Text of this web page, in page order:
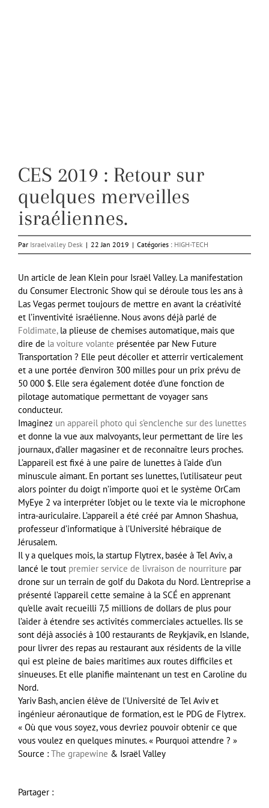
CES 2019 : Retour sur
quelques merveilles
israéliennes.
Par Israelvalley Desk | 22 Jan 2019 | Catégories : HIGH-TECH
Un article de Jean Klein pour Israël Valley. La manifestation
du Consumer Electronic Show qui se déroule tous les ans à
Las Vegas permet toujours de mettre en avant la créativité
et l’inventivité israélienne. Nous avons déjà parlé de
Foldimate,la plieuse de chemises automatique, mais que
dire de la voiture volante présentée par New Future
Transportation ? Elle peut décoller et atterrir verticalement
et a une portée d’environ 300 milles pour un prix prévu de
50 000 $. Elle sera également dotée d’une fonction de
pilotage automatique permettant de voyager sans
conducteur.
Imaginez un appareil photo qui s’enclenche sur des lunettes
et donne la vue aux malvoyants, leur permettant de lire les
journaux, d’aller magasiner et de reconnaître leurs proches.
L’appareil est fixé à une paire de lunettes à l’aide d’un
minuscule aimant. En portant ses lunettes, l’utilisateur peut
alors pointer du doigt n’importe quoi et le système OrCam
MyEye 2 va interpréter l’objet ou le texte via le microphone
intra-auriculaire. L’appareil a été créé par Amnon Shashua,
professeur d’informatique à l’Université hébraïque de
Jérusalem.
Il y a quelques mois, la startup Flytrex, basée à Tel Aviv, a
lancé le tout premier service de livraison de nourriture par
drone sur un terrain de golf du Dakota du Nord. L’entreprise a
présenté l’appareil cette semaine à la SCÉ en apprenant
qu’elle avait recueilli 7,5 millions de dollars de plus pour
l’aider à étendre ses activités commerciales actuelles. Ils se
sont déjà associés à 100 restaurants de Reykjavík, en Islande,
pour livrer des repas au restaurant aux résidents de la ville
qui est pleine de baies maritimes aux routes difficiles et
sinueuses. Et elle planifie maintenant un test en Caroline du
Nord.
Yariv Bash, ancien élève de l’Université de Tel Aviv et
ingénieur aéronautique de formation, est le PDG de Flytrex.
« Où que vous soyez, vous devriez pouvoir obtenir ce que
vous voulez en quelques minutes. « Pourquoi attendre ? »
Source : The grapewine & Israël Valley
Partager :